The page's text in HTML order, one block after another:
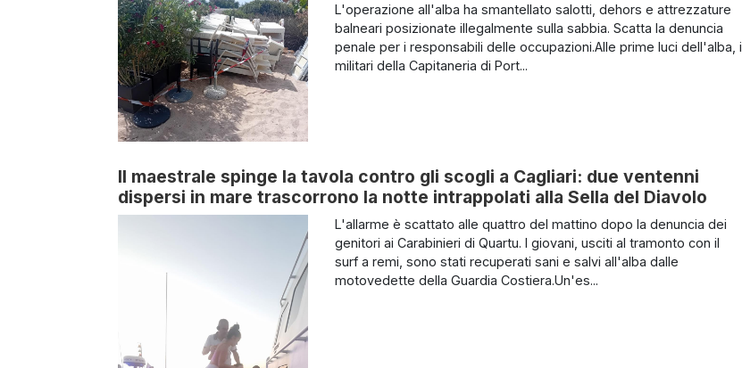
L'operazione all'alba ha smantellato salotti, dehors e attrezzature
balneari posizionate illegalmente sulla sabbia. Scatta la denuncia
penale per i responsabili delle occupazioni.Alle prime luci dell'alba, i
militari della Capitaneria di Port...
Il maestrale spinge la tavola contro gli scogli a Cagliari: due ventenni
dispersi in mare trascorrono la notte intrappolati alla Sella del Diavolo
L'allarme è scattato alle quattro del mattino dopo la denuncia dei
genitori ai Carabinieri di Quartu. I giovani, usciti al tramonto con il
surf a remi, sono stati recuperati sani e salvi all'alba dalle
motovedette della Guardia Costiera.Un'es...